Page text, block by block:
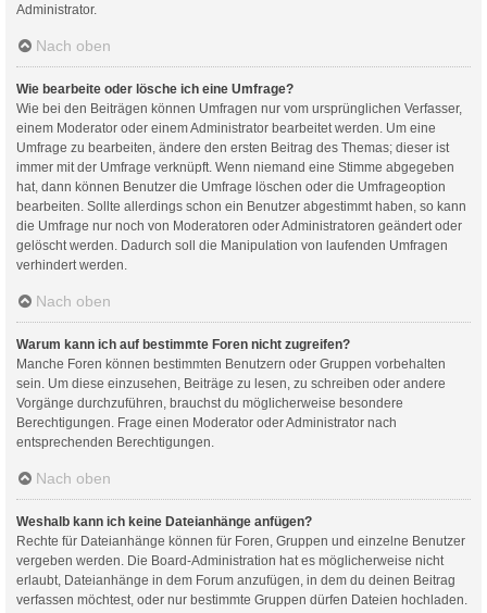
Administrator.
Nach oben
Wie bearbeite oder lösche ich eine Umfrage?
Wie bei den Beiträgen können Umfragen nur vom ursprünglichen Verfasser,
einem Moderator oder einem Administrator bearbeitet werden. Um eine
Umfrage zu bearbeiten, ändere den ersten Beitrag des Themas; dieser ist
immer mit der Umfrage verknüpft. Wenn niemand eine Stimme abgegeben
hat, dann können Benutzer die Umfrage löschen oder die Umfrageoption
bearbeiten. Sollte allerdings schon ein Benutzer abgestimmt haben, so kann
die Umfrage nur noch von Moderatoren oder Administratoren geändert oder
gelöscht werden. Dadurch soll die Manipulation von laufenden Umfragen
verhindert werden.
Nach oben
Warum kann ich auf bestimmte Foren nicht zugreifen?
Manche Foren können bestimmten Benutzern oder Gruppen vorbehalten
sein. Um diese einzusehen, Beiträge zu lesen, zu schreiben oder andere
Vorgänge durchzuführen, brauchst du möglicherweise besondere
Berechtigungen. Frage einen Moderator oder Administrator nach
entsprechenden Berechtigungen.
Nach oben
Weshalb kann ich keine Dateianhänge anfügen?
Rechte für Dateianhänge können für Foren, Gruppen und einzelne Benutzer
vergeben werden. Die Board-Administration hat es möglicherweise nicht
erlaubt, Dateianhänge in dem Forum anzufügen, in dem du deinen Beitrag
verfassen möchtest, oder nur bestimmte Gruppen dürfen Dateien hochladen.